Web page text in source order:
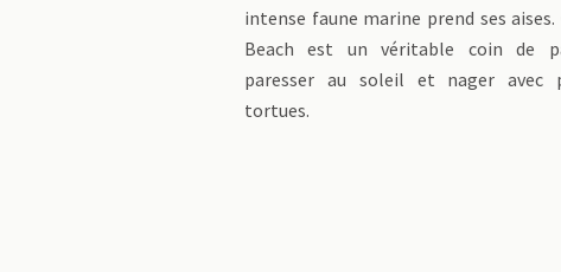
intense faune marine prend ses aises.
Beach est un véritable coin de
paresser au soleil et nager avec
tortues.